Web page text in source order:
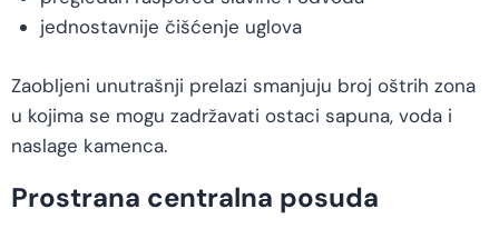
jednostavnije čišćenje uglova
Zaobljeni unutrašnji prelazi smanjuju broj oštrih zona
u kojima se mogu zadržavati ostaci sapuna, voda i
naslage kamenca.
Prostrana centralna posuda